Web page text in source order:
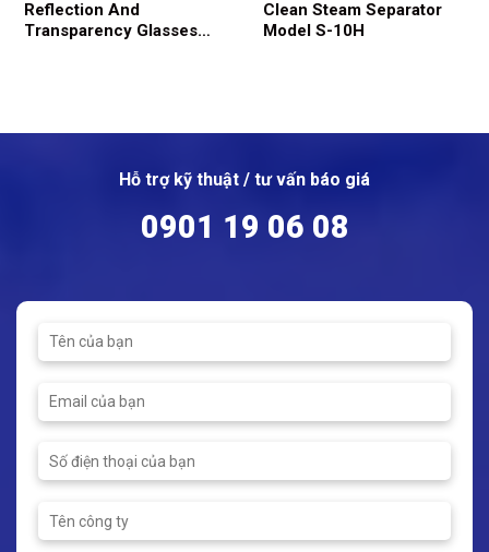
Reflection And
Transparency Glasses
Clean Steam Separator
Model S-10H
Hỗ trợ kỹ thuật / tư vấn báo giá
0901 19 06 08